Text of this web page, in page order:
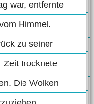
war, entfernte
Himmel.
zu seiner
Zeit trocknete
Die Wolken